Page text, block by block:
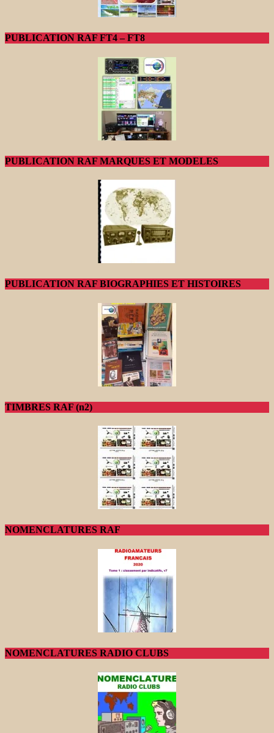
PUBLICATION RAF FT4 – FT8
PUBLICATION RAF MARQUES ET MODELES
PUBLICATION RAF BIOGRAPHIES ET HISTOIRES
TIMBRES RAF (n2)
NOMENCLATURES RAF
NOMENCLATURES RADIO CLUBS